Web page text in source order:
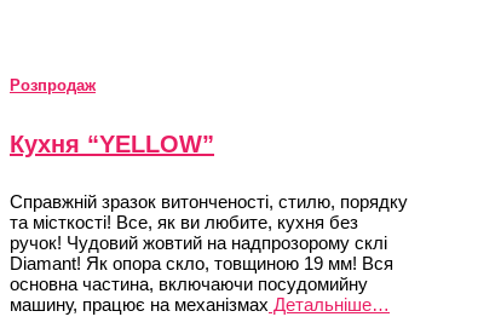
Розпродаж
Кухня “YELLOW”
Справжній зразок витонченості, стилю, порядку
та місткості! Все, як ви любите, кухня без
ручок! Чудовий жовтий на надпрозорому склі
Diamant! Як опора скло, товщиною 19 мм! Вся
основна частина, включаючи посудомийну
машину, працює на механізмах Детальніше…